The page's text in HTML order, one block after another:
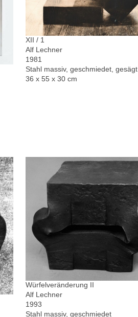
XII / 1
Alf Lechner
1981
Stahl massiv, geschmiedet, gesägt
36 x 55 x 30 cm
Würfelveränderung II
Alf Lechner
1993
Stahl massiv, geschmiedet